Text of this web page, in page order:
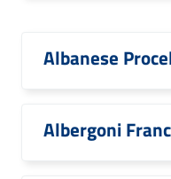
Albanese
Albergoni